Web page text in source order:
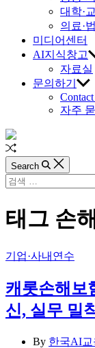
원
대학·
의료·
미디어센터
AI지식창고
자료실
문의하기
자주
Random
Article
Search
검
태그 손
Categories
기업·사내연수
캐롯손해보
신, 실무 밀
By 한국AI교